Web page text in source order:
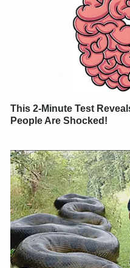
This 2-Minute Test
People Are Shocked!